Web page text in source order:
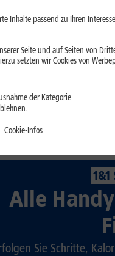
1&1
Alle
Sie Schritte,
Inhalte passend zu Ihren
Seite und auf Seiten von
setzten wir Cookies von
der Kategorie
Cookie-Infos